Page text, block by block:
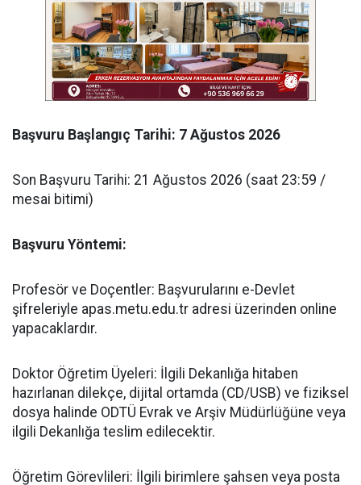
​Başvuru Başlangıç Tarihi: 7 Ağustos 2026
​Son Başvuru Tarihi: 21 Ağustos 2026 (saat 23:59 /
mesai bitimi)
​Başvuru Yöntemi:
​Profesör ve Doçentler: Başvurularını e-Devlet
şifreleriyle apas.metu.edu.tr adresi üzerinden online
yapacaklardır.
​Doktor Öğretim Üyeleri: İlgili Dekanlığa hitaben
hazırlanan dilekçe, dijital ortamda (CD/USB) ve fiziksel
dosya halinde ODTÜ Evrak ve Arşiv Müdürlüğüne veya
ilgili Dekanlığa teslim edilecektir.
​Öğretim Görevlileri: İlgili birimlere şahsen veya posta